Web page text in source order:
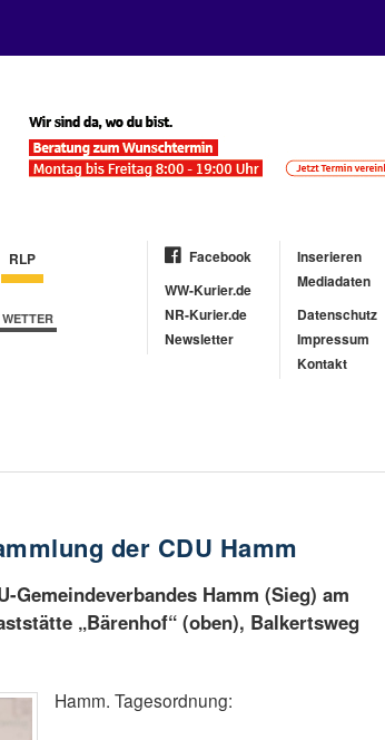
RLP
WETTER
Facebook
WW-Kurier.de
NR-Kurier.de
Newsletter
Inserieren
Mediadaten
Datenschutz
Impressum
Kontakt
der CDU Hamm
Gemeindeverbandes Hamm (Sieg) am
„Bärenhof“ (oben), Balkertsweg
Hamm. Tagesordnung: